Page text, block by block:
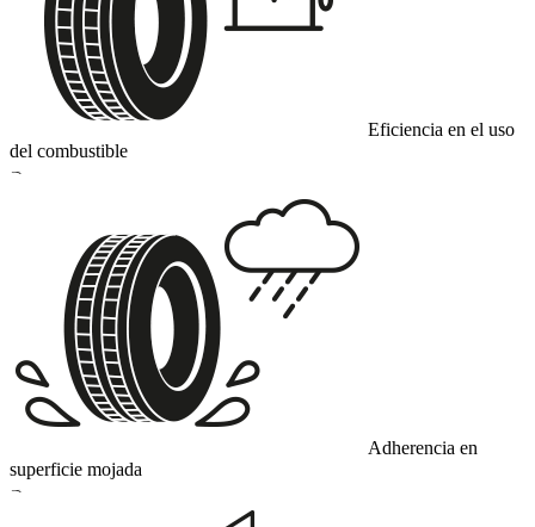
Eficiencia en el uso
del combustible
B
Adherencia en
superficie mojada
B